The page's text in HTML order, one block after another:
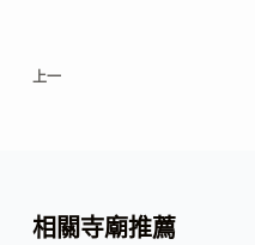
上一
相關寺廟推薦